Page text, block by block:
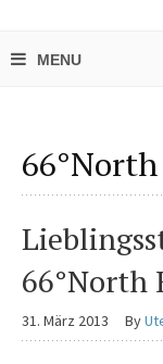
66°North
66°North
31. März 2013 By